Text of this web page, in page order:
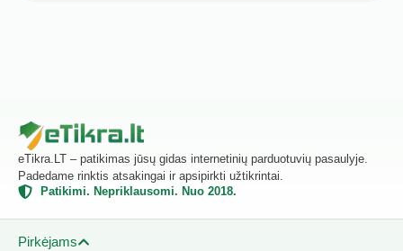
eTikra.LT – patikimas jūsų gidas internetinių parduotuvių pasaulyje.
Padedame rinktis atsakingai ir apsipirkti užtikrintai.
Patikimi. Nepriklausomi. Nuo 2018.
Pirkėjams